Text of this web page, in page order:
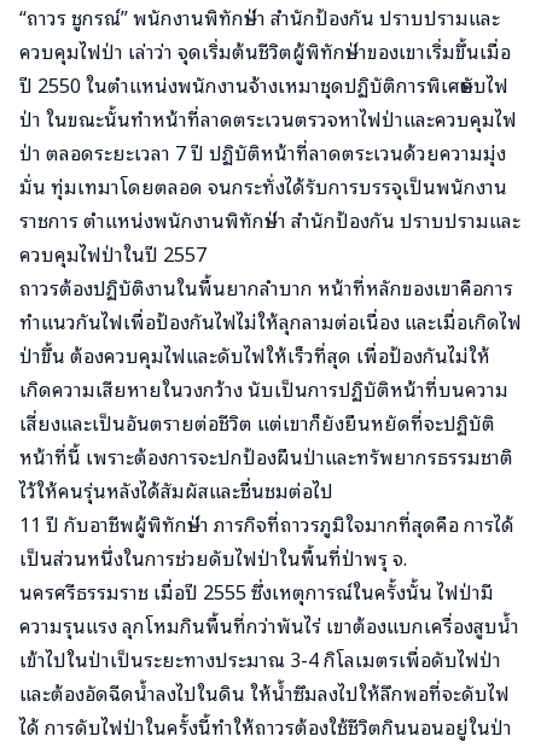
“ถาวร ชูกรณ์” พนักงานพิทักษ์ป่า สำนักป้องกัน ปราบปรามและ
ควบคุมไฟป่า เล่าว่า จุดเริ่มต้นชีวิตผู้พิทักษ์ป่าของเขาเริ่มขึ้นเมื่อ
ปี 2550 ในตำแหน่งพนักงานจ้างเหมาชุดปฏิบัติการพิเศษดับไฟ
ป่า ในขณะนั้นทำหน้าที่ลาดตระเวนตรวจหาไฟป่าและควบคุมไฟ
ป่า ตลอดระยะเวลา 7 ปี ปฏิบัติหน้าที่ลาดตระเวนด้วยความมุ่ง
มั่น ทุ่มเทมาโดยตลอด จนกระทั่งได้รับการบรรจุเป็นพนักงาน
ราชการ ตำแหน่งพนักงานพิทักษ์ป่า สำนักป้องกัน ปราบปรามและ
ควบคุมไฟป่าในปี 2557
ถาวรต้องปฏิบัติงานในพื้นยากลำบาก หน้าที่หลักของเขาคือการ
ทำแนวกันไฟเพื่อป้องกันไฟไม่ให้ลุกลามต่อเนื่อง และเมื่อเกิดไฟ
ป่าขึ้น ต้องควบคุมไฟและดับไฟให้เร็วที่สุด เพื่อป้องกันไม่ให้
เกิดความเสียหายในวงกว้าง นับเป็นการปฏิบัติหน้าที่บนความ
เสี่ยงและเป็นอันตรายต่อชีวิต แต่เขาก็ยังยืนหยัดที่จะปฏิบัติ
หน้าที่นี้ เพราะต้องการจะปกป้องผืนป่าและทรัพยากรธรรมชาติ
ไว้ให้คนรุ่นหลังได้สัมผัสและชื่นชมต่อไป
11 ปี กับอาชีพผู้พิทักษ์ป่า ภารกิจที่ถาวรภูมิใจมากที่สุดคือ การได้
เป็นส่วนหนึ่งในการช่วยดับไฟป่าในพื้นที่ป่าพรุ จ.
นครศรีธรรมราช เมื่อปี 2555 ซึ่งเหตุการณ์ในครั้งนั้น ไฟป่ามี
ความรุนแรง ลุกโหมกินพื้นที่กว่าพันไร่ เขาต้องแบกเครื่องสูบน้ำ
เข้าไปในป่าเป็นระยะทางประมาณ 3-4 กิโลเมตรเพื่อดับไฟป่า
และต้องอัดฉีดน้ำลงไปในดิน ให้น้ำซึมลงไปให้ลึกพอที่จะดับไฟ
ได้ การดับไฟป่าในครั้งนี้ทำให้ถาวรต้องใช้ชีวิตกินนอนอยู่ในป่า